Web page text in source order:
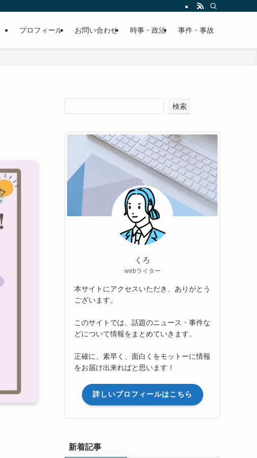
プロフィール お問い合わせ 時事・政治 事件・事故
検索
くろ
webライター
本サイトにアクセスいただき、ありがとう
ございます。
このサイトでは、話題のニュース・事件な
どについて情報をまとめていきます。
正確に、素早く、面白くをモットーに情報
をお届け出来ればと思います！
詳しいプロフィールはこちら
新着記事